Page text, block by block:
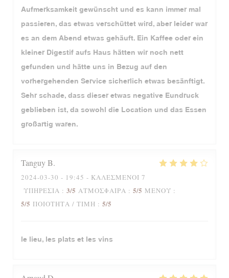
Aufmerksamkeit gewünscht und es kann immer mal
passieren, das etwas verschüttet wird, aber leider war
es an dem Abend etwas gehäuft. Ein Kaffee oder ein
kleiner Digestif aufs Haus hätten wir noch nett
gefunden und hätte uns in Bezug auf den
vorhergehenden Service sicherlich etwas besänftigt.
Sehr schade, dass dieser etwas negative Eundruck
geblieben ist, da sowohl die Location und das Essen
großartig waren.
TanguyB
2024-03-30 - 19:45 - ΚΑΛΕΣΜΈΝΟΙ 7
ΥΠΗΡΕΣΊΑ : 3/5 ΑΤΜΌΣΦΑΙΡΑ : 5/5 ΜΕΝΟΎ :
5/5 ΠΟΙΌΤΗΤΑ / ΤΙΜΉ : 5/5
le lieu, les plats et les vins